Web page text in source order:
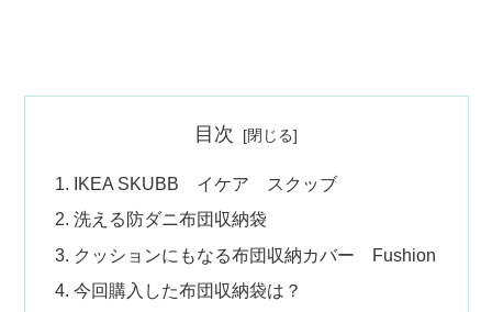
目次
IKEA SKUBB イケア スクッブ
洗える防ダニ布団収納袋
クッションにもなる布団収納カバー Fushion
今回購入した布団収納袋は？